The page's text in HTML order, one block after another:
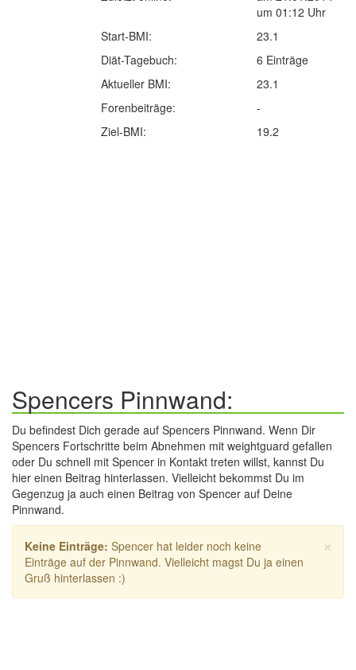
um 01:12 Uhr
Start-BMI:
23.1
Diät-Tagebuch:
6 Einträge
Aktueller BMI:
23.1
Forenbeiträge:
-
Ziel-BMI:
19.2
Spencers Pinnwand:
Du befindest Dich gerade auf Spencers Pinnwand. Wenn Dir
Spencers Fortschritte beim Abnehmen mit weightguard gefallen
oder Du schnell mit Spencer in Kontakt treten willst, kannst Du
hier einen Beitrag hinterlassen. Vielleicht bekommst Du im
Gegenzug ja auch einen Beitrag von Spencer auf Deine
Pinnwand.
×
Keine Einträge: Spencer hat leider noch keine
Einträge auf der Pinnwand. Vielleicht magst Du ja einen
Gruß hinterlassen :)